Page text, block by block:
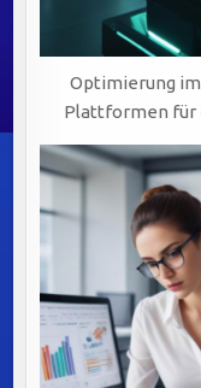
Optimierung
Plattformen für